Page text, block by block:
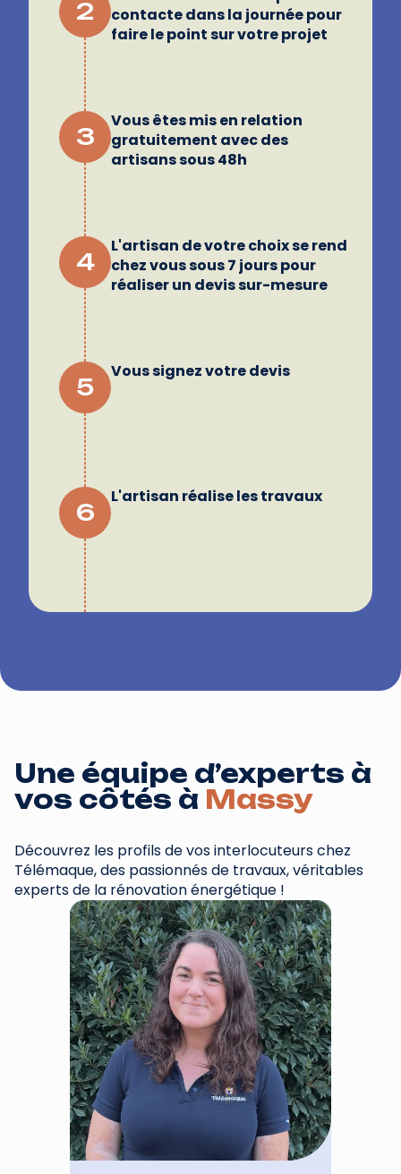
2
contacte dans la journée pour
faire le point sur votre projet
3
Vous êtes mis en relation
gratuitement avec des
artisans sous 48h
4
L'artisan de votre choix se rend
chez vous sous 7 jours pour
réaliser un devis sur-mesure
5
Vous signez votre devis
6
L'artisan réalise les travaux
Une équipe d’experts à
vos côtés à Massy
Découvrez les profils de vos interlocuteurs chez
Télémaque, des passionnés de travaux, véritables
experts de la rénovation énergétique !